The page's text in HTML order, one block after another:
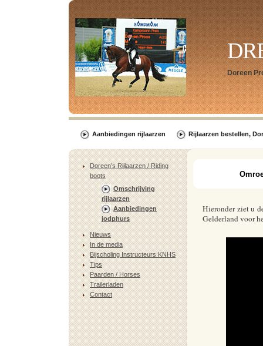
Doreen
Aanbiedingen rijlaarzen Rijlaarzen bestellen,
Doreen’s Rijlaarzen / Riding
boots
Omschrijving
rijlaarzen
Aanbiedingen
jodphurs
Nieuws
In de media
Bijscholing Instructeurs KNHS
Tips
Paarden / Horses
Trailerladen
Contact
Hieronder ziet u
Gelderland voor